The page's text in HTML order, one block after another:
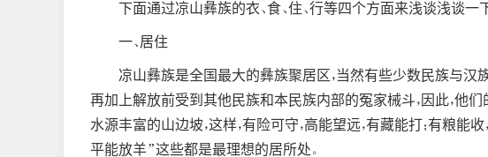
下面通过凉山彝族的衣、食、住、行等四个方面来浅谈浅谈一
一、居住
凉山彝族是全国最大的彝族聚居区，当然有些少数民族与汉
再加上解放前受到其他民族和本民族内部的冤家械斗，因此，他
水源丰富的山边坡，这样，有险可守，高能望远，有藏能打；有粮
平能放羊”这些都是最理想的居所处。